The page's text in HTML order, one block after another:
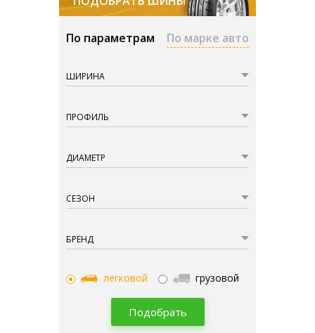
По параметрам По марке авто
ШИРИНА
ПРОФИЛЬ
ДИАМЕТР
СЕЗОН
БРЕНД
легковой грузовой
Подобрать